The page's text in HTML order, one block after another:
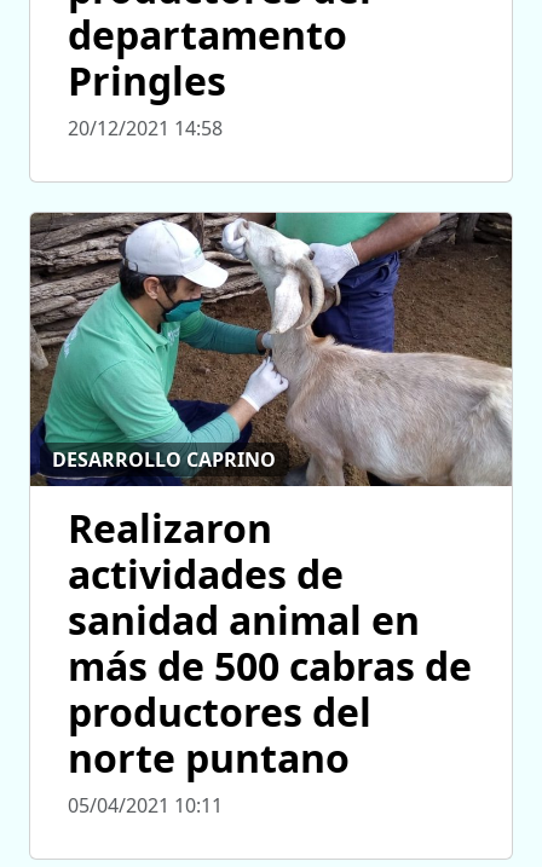
departamento
Pringles
20/12/2021 14:58
DESARROLLO CAPRINO
Realizaron
actividades de
sanidad animal en
más de 500 cabras de
productores del
norte puntano
05/04/2021 10:11